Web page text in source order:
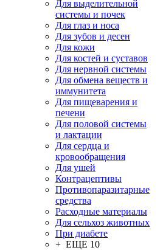
Для выделительной
системы и почек
Для глаз и носа
Для зубов и десен
Для кожи
Для костей и суставов
Для нервной системы
Для обмена веществ и
иммунитета
Для пищеварения и
печени
Для половой системы
и лактации
Для сердца и
кровообращения
Для ушей
Контрацептивы
Противопаразитарные
средства
Расходные материалы
Для сельхоз животных
При диабете
+ ЕЩЕ 10